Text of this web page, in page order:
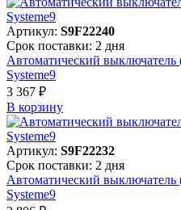
Артикул: S9F22240
Срок поставки: 2 дня
Автоматический
Systeme9
3 367 ₽
В корзинy
Артикул: S9F22232
Срок поставки: 2 дня
Автоматический
Systeme9